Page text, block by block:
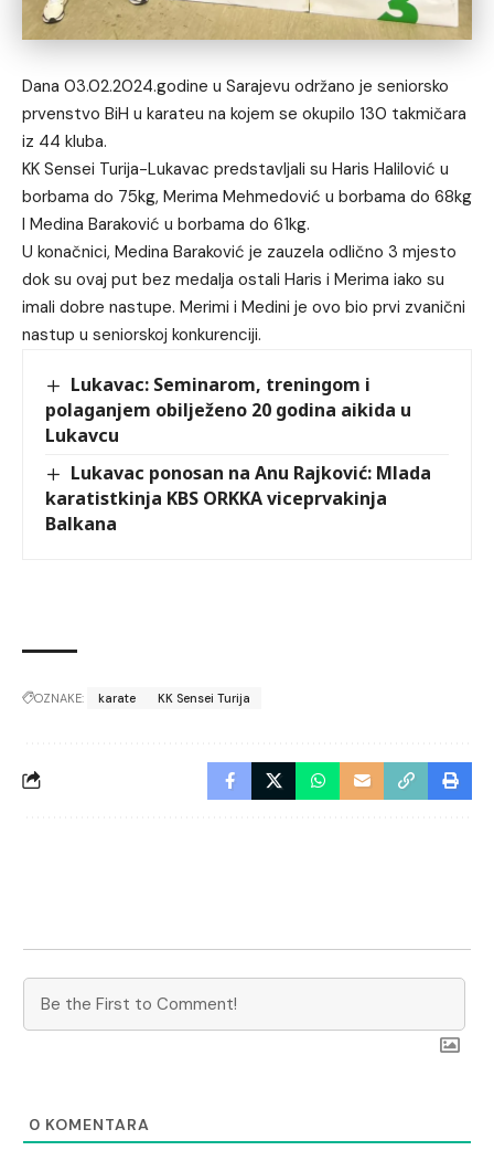
Dana 03.02.2024.godine u Sarajevu održano je seniorsko
prvenstvo BiH u karateu na kojem se okupilo 130 takmičara
iz 44 kluba.
KK Sensei Turija-Lukavac predstavljali su Haris Halilović u
borbama do 75kg, Merima Mehmedović u borbama do 68kg
I Medina Baraković u borbama do 61kg.
U konačnici, Medina Baraković je zauzela odlično 3 mjesto
dok su ovaj put bez medalja ostali Haris i Merima iako su
imali dobre nastupe. Merimi i Medini je ovo bio prvi zvanični
nastup u seniorskoj konkurenciji.
Lukavac: Seminarom, treningom i
polaganjem obilježeno 20 godina aikida u
Lukavcu
Lukavac ponosan na Anu Rajković: Mlada
karatistkinja KBS ORKKA viceprvakinja
Balkana
OZNAKE: karate KK Sensei Turija
0 KOMENTARA